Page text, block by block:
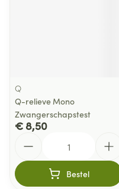
Q
Q-relieve Mono
Zwangerschapstest
€ 8,50
Bestel